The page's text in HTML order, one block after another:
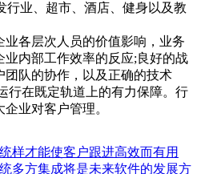
行业、超市、酒店、健身以及教
各层次人员的价值影响，业务
业内部工作效率的反应;良好的战
团队的协作，以及正确的技术
行在既定轨道上的有力保障。行
业对客户管理。
样才能使客户跟进高效而有用
多方集成将是未来软件的发展方